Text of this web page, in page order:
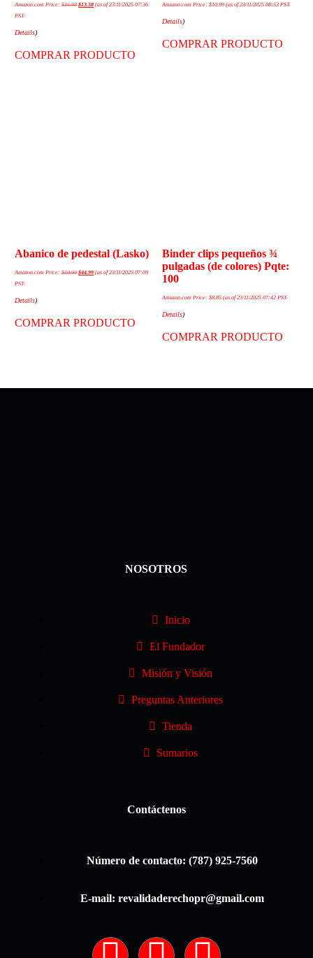
Amazon.com Price:$16.98 $13.58 (as of 23/11/2025 07:36
PST-
Details)
COMPRAR PRODUCTO
Amazon.com Price:$10.99 (as of 23/11/2025 08:53 PST-
Details)
COMPRAR PRODUCTO
Abanico de pedestal (Lasko)
Amazon.com Price:$49.99 $44.99 (as of 23/11/2025 07:09
PST-
Details)
COMPRAR PRODUCTO
Binder clips pequeños ¾
pulgadas (de colores) Pqte:
100
Amazon.com Price:$8.85 (as of 23/11/2025 07:42 PST-
Details)
COMPRAR PRODUCTO
NOSOTROS
Inicio
El Fundador
Misión y Visión
Preguntas Anteriores
Tienda
Sumarios
Contáctenos
Número de contacto: (787) 925-7560
E-mail: revalidaderechopr@gmail.com